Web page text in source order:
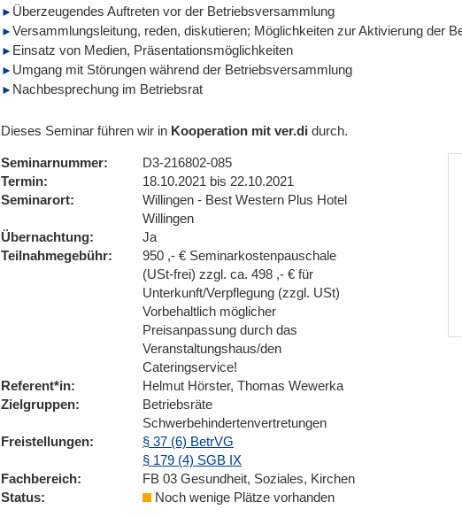
Überzeugendes Auftreten vor der Betriebsversammlung
Versammlungsleitung, reden, diskutieren; Möglichkeiten zur Aktivierung der
Einsatz von Medien, Präsentationsmöglichkeiten
Umgang mit Störungen während der Betriebsversammlung
Nachbesprechung im Betriebsrat
Dieses Seminar führen wir in Kooperation mit ver.di durch.
Seminarnummer
D3-216802-085
Termin
18.10.2021 bis 22.10.2021
Seminarort
Willingen - Best Western Plus Hotel
Willingen
Übernachtung
Ja
Teilnahmegebühr
950 ,- € Seminarkostenpauschale
(USt-frei) zzgl. ca. 498 ,- € für
Unterkunft/Verpflegung (zzgl. USt)
Vorbehaltlich möglicher
Preisanpassung durch das
Veranstaltungshaus/den
Cateringservice!
Referent*in
Helmut Hörster, Thomas Wewerka
Zielgruppen
Betriebsräte
Schwerbehindertenvertretungen
Freistellungen
§ 37 (6) BetrVG
§ 179 (4) SGB IX
Fachbereich
FB 03 Gesundheit, Soziales, Kirchen
Status
Noch wenige Plätze vorhanden